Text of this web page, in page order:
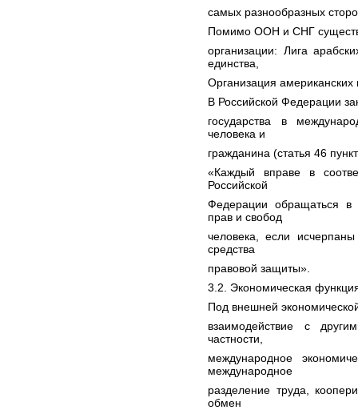
самых разнообразных
Помимо ООН и СНГ
организации: Лига
единства,
Организация американских
В Российской Федерации
государства в
человека и
гражданина (статья 46
«Каждый вправе в
Российской
Федерации обращаться в
прав и свобод
человека, если
средства
правовой защиты».
3.2. Экономическая
Под внешней
взаимодействие с
частности,
международное
международное
разделение труда,
обмен